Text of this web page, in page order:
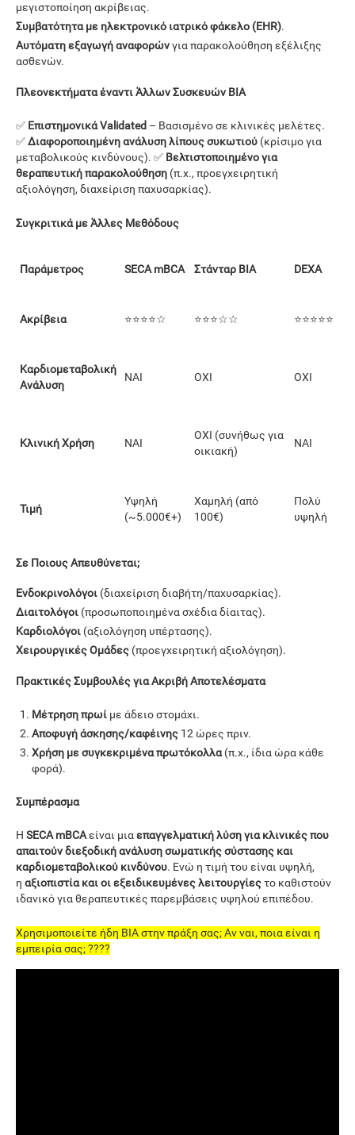
μεγιστοποίηση ακρίβειας.
Συμβατότητα με ηλεκτρονικό ιατρικό φάκελο (EHR).
Αυτόματη εξαγωγή αναφορώνγια παρακολούθηση εξέλιξης
ασθενών.
Πλεονεκτήματα έναντι Άλλων Συσκευών BIA
✅ Επιστημονικά Validated – Βασισμένο σε κλινικές μελέτες.
✅Διαφοροποιημένη ανάλυση λίπους συκωτιού (κρίσιμο για
μεταβολικούς κινδύνους). ✅ Βελτιστοποιημένο για
θεραπευτική παρακολούθηση (π.χ., προεγχειρητική
αξιολόγηση, διαχείριση παχυσαρκίας).
Συγκριτικά με Άλλες Μεθόδους
Παράμετρος SECA mBCA Στάνταρ BIA DEXA
Ακρίβεια ⭐⭐⭐⭐☆ ⭐⭐⭐☆☆ ⭐⭐⭐⭐⭐
Καρδιομεταβολική
Ανάλυση
ΝΑΙ ΟΧΙ ΟΧΙ
Κλινική Χρήση ΝΑΙ
ΟΧΙ (συνήθως για
οικιακή)
ΝΑΙ
Τιμή
Υψηλή
(~5.000€+)
Χαμηλή (από
100€)
Πολύ
υψηλή
Σε Ποιους Απευθύνεται;
Ενδοκρινολόγοι (διαχείριση διαβήτη/παχυσαρκίας).
Διαιτολόγοι (προσωποποιημένα σχέδια δίαιτας).
Καρδιολόγοι (αξιολόγηση υπέρτασης).
Χειρουργικές Ομάδες (προεγχειρητική αξιολόγηση).
Πρακτικές Συμβουλές για Ακριβή Αποτελέσματα
Μέτρηση πρωί με άδειο στομάχι.
Αποφυγή άσκησης/καφέινης 12 ώρες πριν.
Χρήση με συγκεκριμένα πρωτόκολλα(π.χ., ίδια ώρα κάθε
φορά).
Συμπέρασμα
Η SECA mBCAείναι μιαεπαγγελματική λύση για κλινικές που
απαιτούν διεξοδική ανάλυση σωματικής σύστασης και
καρδιομεταβολικού κινδύνου. Ενώ η τιμή του είναι υψηλή,
η αξιοπιστία και οι εξειδικευμένες λειτουργίεςτο καθιστούν
ιδανικό για θεραπευτικές παρεμβάσεις υψηλού επιπέδου.
Χρησιμοποιείτε ήδη BIA στην πράξη σας; Αν ναι, ποια είναι η
εμπειρία σας; ????